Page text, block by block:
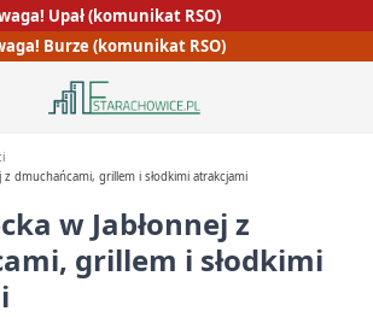
Upał (komunikat RSO)
Burze (komunikat RSO)
z dmuchańcami, grillem i słodkimi atrakcjami
w Jabłonnej z
grillem i słodkimi